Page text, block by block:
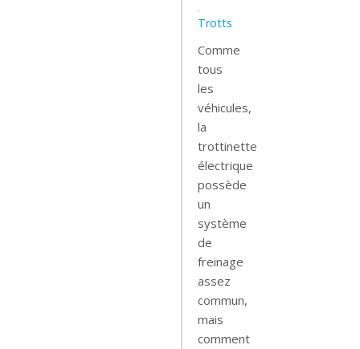
,
Trotts
Comme
tous
les
véhicules,
la
trottinette
électrique
possède
un
système
de
freinage
assez
commun,
mais
comment